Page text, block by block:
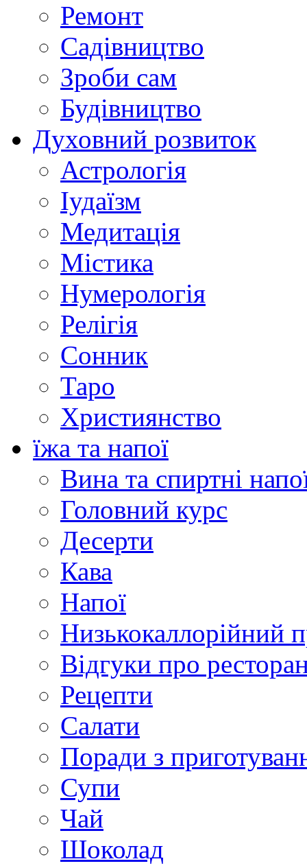
Ремонт
Садівництво
Зроби сам
Будівництво
Духовний розвиток
Астрологія
Іудаїзм
Медитація
Містика
Нумерологія
Релігія
Сонник
Таро
Християнство
їжа та напої
Вина та спиртні
Головний курс
Десерти
Кава
Напої
Низькокаллорійний
Відгуки про
Рецепти
Салати
Поради з
Супи
Чай
Шоколад